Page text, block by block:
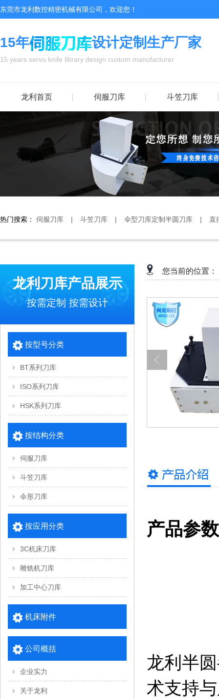
东莞市龙利数控精密机械有限公司，欢迎您！
15年 设计定制生产厂家
15 years servo knife library design custom manufacturer
龙利首页 伺服刀库 斗笠刀库
热门搜索： 伺服刀库 | 斗笠刀库 | 伞型刀库定制半圆刀库 | 直
龙利刀库产品展示
按需定制 按需设计
按型号分类
BT系列刀库
ISO系列刀库
HSK系列刀库
按结构分类
伺服刀库
斗笠刀库
伞形刀库
按应用分类
3C机床刀库
雕铣机刀库
加工中心刀库
机床附件
公司概括
企业实力
关于龙利
您当前的位置：
产品参
龙利半
术支持